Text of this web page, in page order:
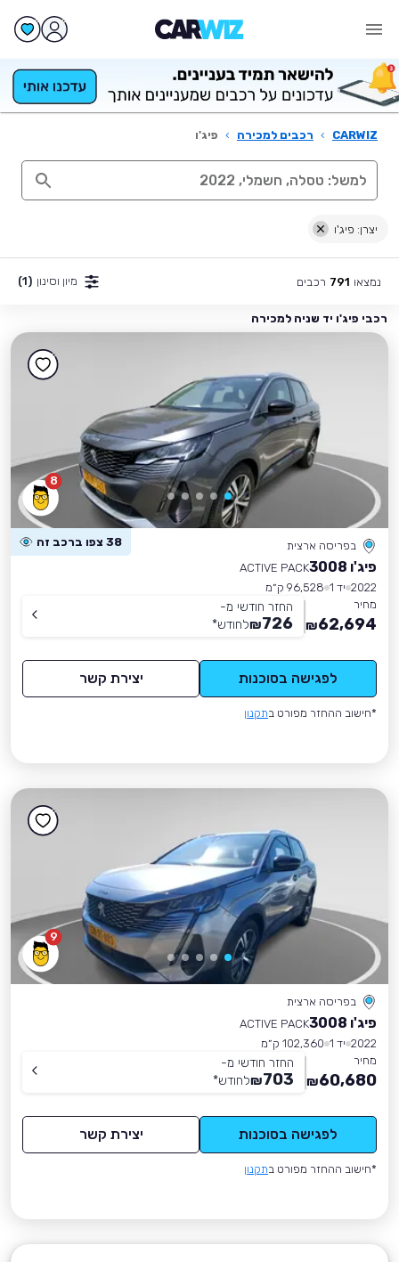
CARWIZ
› רכבים למכירה › פיג'ו
יצרן: פיג'ו
נמצאו 791 רכבים מיון וסינון (1)
רכבי פיג'ו יד שניה למכירה
8
בפריסה ארצית 38 צפו ברכב זה
פיג'ו 3008
ACTIVE PACK
2022 יד 1
96,528 ק״מ
מחיר
62,694
₪
החזר חודשי מ-
726
₪לחודש*
לפגישה בסוכנות יצירת קשר
*חישוב ההחזר מפורט בתקנון
9
בפריסה ארצית
פיג'ו 3008
ACTIVE PACK
2022 יד 1
102,360 ק״מ
מחיר
60,680
₪
החזר חודשי מ-
703
₪לחודש*
לפגישה בסוכנות יצירת קשר
*חישוב ההחזר מפורט בתקנון